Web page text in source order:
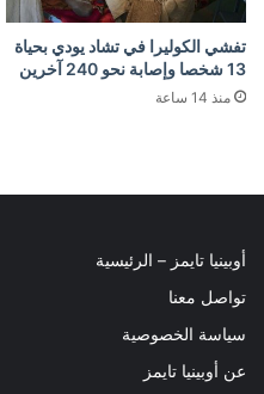
تفشي الكوليرا في تشاد يودي بحياة
13 شخصا وإصابة نحو 240 آخرين
منذ 14 ساعة
أوبينيا تايمز – الرئيسية
تواصل معنا
سياسة الخصوصية
عن أوبينيا تايمز